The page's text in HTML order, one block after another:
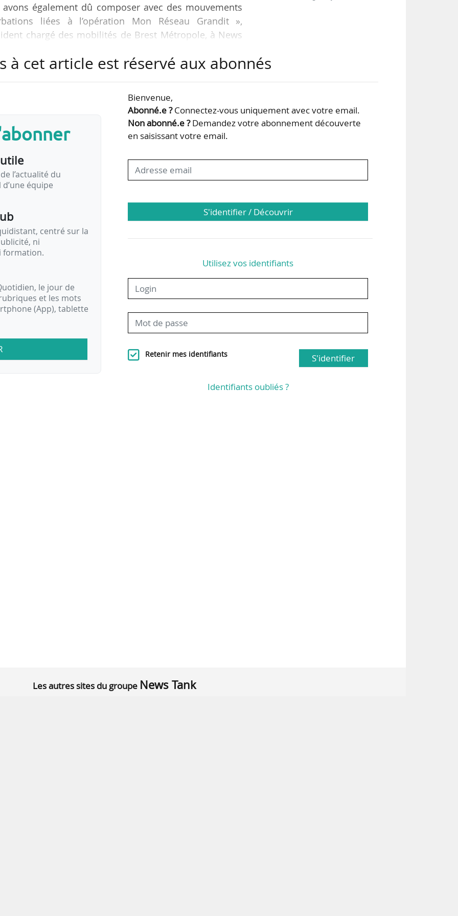
également dû composer avec des mouvements
liées à l’opération Mon Réseau Grandit »,
chargé des mobilités de Brest Métropole, à News
ont vu l’avantage bien-être et santé du vélo et
à cet article est réservé aux abonnés
l’actualité du
équipe
centré sur la
ni
formation.
le jour de
et les mots
(App), tablette
Bienvenue,
Abonné.e ?Connectez-vous uniquement avec votre email.
Non abonné.e ?Demandez votre abonnement découverte
en saisissant votre email.
S'identifier / Découvrir
Utilisez vos identifiants
Retenir mes identifiants S'identifier
Identifiants oubliés ?
Les autres sites du groupe News Tank